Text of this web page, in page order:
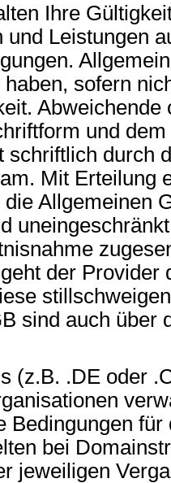
Ihre
und Leistungen
sofern
und
schriftlich durch
Mit Erteilung
Allgemeinen
der Provider
sind auch über
(z.B. .DE oder
Bedingungen
bei
jeweiligen